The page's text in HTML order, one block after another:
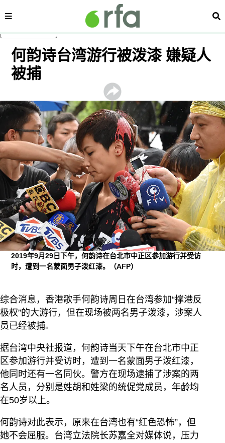
内容分类 搜
何韵诗台湾游行被泼漆 嫌疑人
被捕
2019年9月29日下午，何韵诗在台北市中正区参加游行并受访
时，遭到一名蒙面男子泼红漆。（AFP）
综合消息，香港歌手何韵诗周日在台湾参加“撑港反
极权”的大游行，但在现场被两名男子泼漆，涉案人
员已经被捕。
据台湾中央社报道，何韵诗当天下午在台北市中正
区参加游行并受访时，遭到一名蒙面男子泼红漆，
他同时还有一名同伙。警方在现场逮捕了涉案的两
名人员，分别是姓胡和姓梁的统促党成员，年龄均
在50岁以上。
何韵诗对此表示，原来在台湾也有“红色恐怖”，但
她不会屈服。台湾立法院长苏嘉全对媒体说，压力